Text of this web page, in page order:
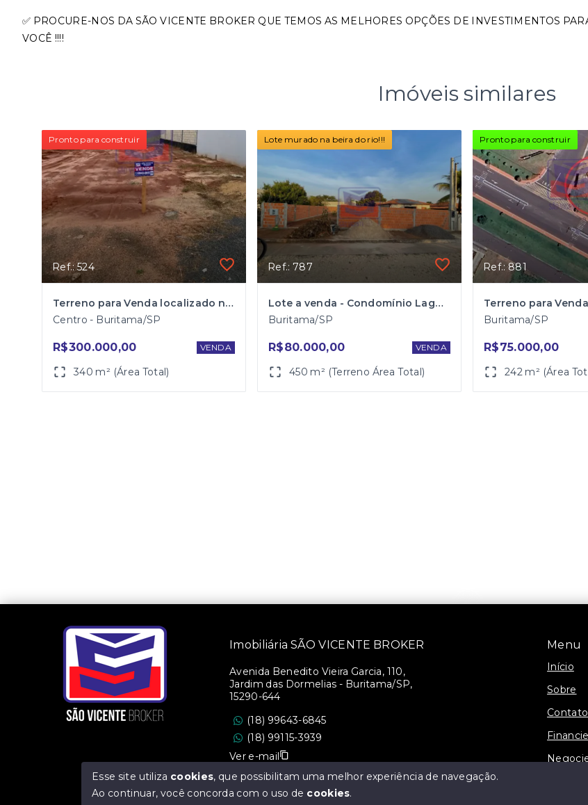
✅ PROCURE-NOS DA SÃO VICENTE BROKER QUE TEMOS AS MELHORES OPÇÕES DE INVESTIMENTOS
VOCÊ !!!!
Imóveis similares
Pronto para construir
Ref.: 524
Terreno para Venda localizado na Avenida Benedito Vieira Garcia (Av. Frei Marcelo Manília) em Buritama
Centro - Buritama/SP
R$300.000,00 VENDA
340 m² (Área Total)
Lote murado na beira do rio!!!
Ref.: 787
Lote a venda - Condomínio Lago Azul 2 em Buritama/SP
Buritama/SP
R$80.000,00 VENDA
450 m² (Terreno Área Total)
Pronto para construir
Ref.: 881
Buritama/SP
R$75.000,00
242 m² (Área
Menu
Início
Sobre
Contato
Financie
Imobiliária SÃO VICENTE BROKER
Avenida Benedito Vieira Garcia, 110,
Jardim das Dormelias - Buritama/SP,
15290-644
(18) 99643-6845
(18) 99115-3939
Ver e-mail
CRECI/SP: 36.473-J
Esse site utiliza cookies, que possibilitam uma melhor experiência de navegação.
Ao continuar, você concorda com o uso de cookies.